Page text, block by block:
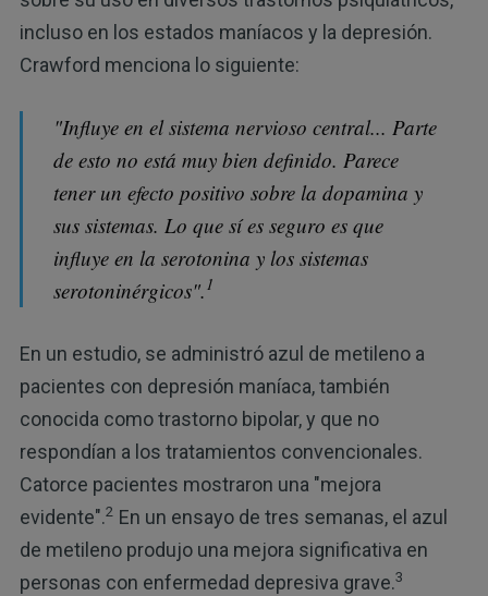
incluso en los estados maníacos y la depresión.
Crawford menciona lo siguiente:
"Influye en el sistema nervioso central... Parte
de esto no está muy bien definido. Parece
tener un efecto positivo sobre la dopamina y
sus sistemas. Lo que sí es seguro es que
influye en la serotonina y los sistemas
serotoninérgicos".1
En un estudio, se administró azul de metileno a
pacientes con depresión maníaca, también
conocida como trastorno bipolar, y que no
respondían a los tratamientos convencionales.
Catorce pacientes mostraron una "mejora
evidente".2 En un ensayo de tres semanas, el azul
de metileno produjo una mejora significativa en
personas con enfermedad depresiva grave.3